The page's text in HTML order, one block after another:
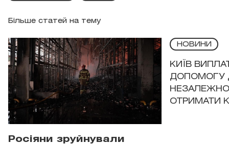
Більше статей на тему
Росіяни зруйнували
НОВИНИ
КИЇВ
ДОПОМОГУ
ОТРИМАТИ